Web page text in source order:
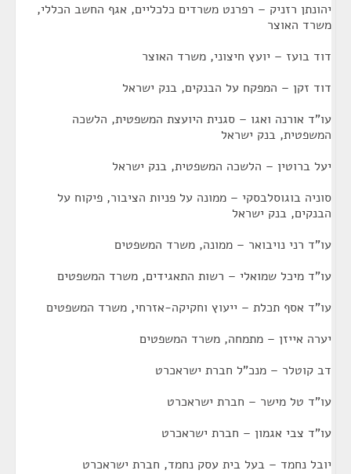
יהונתן רזניק – רפרנט משרדים כלכליים, אגף החשב הכללי,
משרד האוצר
דוד בועז – יועץ חיצוני, משרד האוצר
דוד זקן – המפקח על הבנקים, בנק ישראל
עו"ד אורנה ואגו – סגנית היועצת המשפטית, הלשכה
המשפטית, בנק ישראל
יעל ברוטין – הלשכה המשפטית, בנק ישראל
סוניה בוגוסלבסקי – ממונה על פניות הציבור, פיקוח על
הבנקים, בנק ישראל
עו"ד רני נויבואר – ממונה, משרד המשפטים
עו"ד מיכל שמואלי – רשות התאגידים, משרד המשפטים
עו"ד אסף תכלת – ייעוץ וחקיקה-אזרחי, משרד המשפטים
יערה אייזן – מתמחה, משרד המשפטים
דב קוטלר – מנכ"ל חברת ישראכרט
עו"ד טל מישר – חברת ישראכרט
עו"ד צבי אגמון – חברת ישראכרט
יובל נחמד – בעל בית עסק נחמד, חברת ישראכרט